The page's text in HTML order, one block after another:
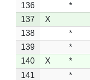
136
*
137
X
138
*
139
*
140
X *
141
*